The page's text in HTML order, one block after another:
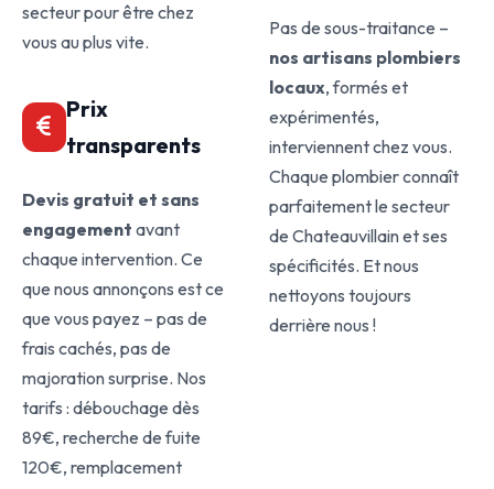
secteur pour être chez
vous au plus vite.
Prix
transparents
Devis gratuit et sans
engagement avant
chaque intervention. Ce
que nous annonçons est ce
que vous payez – pas de
frais cachés, pas de
majoration surprise. Nos
tarifs : débouchage dès
89€, recherche de fuite
120€, remplacement
Pas de sous-traitance –
nos artisans plombiers
locaux, formés et
expérimentés,
interviennent chez vous.
Chaque plombier connaît
parfaitement le secteur
de Chateauvillain et ses
spécificités. Et nous
nettoyons toujours
derrière nous !